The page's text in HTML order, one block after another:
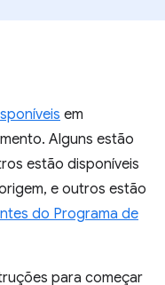
em
Alguns estão
estão disponíveis
e outros estão
do Programa de
para começar